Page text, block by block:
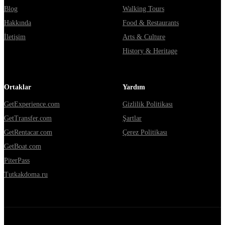
Blog
Hakkında
İletişim
Walking Tours
Food & Restaurants
Arts & Culture
History & Heritage
Ortaklar
GetExperience.com
GetTransfer.com
GetRentacar.com
GetBoat.com
PiterPass
Tutkakdoma.ru
Yardım
Gizlilik Politikası
Şartlar
Çerez Politikası